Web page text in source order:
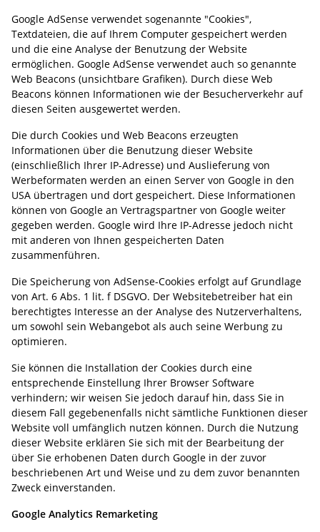
Google AdSense verwendet sogenannte "Cookies",
Textdateien, die auf Ihrem Computer gespeichert werden
und die eine Analyse der Benutzung der Website
ermöglichen. Google AdSense verwendet auch so genannte
Web Beacons (unsichtbare Grafiken). Durch diese Web
Beacons können Informationen wie der Besucherverkehr auf
diesen Seiten ausgewertet werden.
Die durch Cookies und Web Beacons erzeugten
Informationen über die Benutzung dieser Website
(einschließlich Ihrer IP-Adresse) und Auslieferung von
Werbeformaten werden an einen Server von Google in den
USA übertragen und dort gespeichert. Diese Informationen
können von Google an Vertragspartner von Google weiter
gegeben werden. Google wird Ihre IP-Adresse jedoch nicht
mit anderen von Ihnen gespeicherten Daten
zusammenführen.
Die Speicherung von AdSense-Cookies erfolgt auf Grundlage
von Art. 6 Abs. 1 lit. f DSGVO. Der Websitebetreiber hat ein
berechtigtes Interesse an der Analyse des Nutzerverhaltens,
um sowohl sein Webangebot als auch seine Werbung zu
optimieren.
Sie können die Installation der Cookies durch eine
entsprechende Einstellung Ihrer Browser Software
verhindern; wir weisen Sie jedoch darauf hin, dass Sie in
diesem Fall gegebenenfalls nicht sämtliche Funktionen dieser
Website voll umfänglich nutzen können. Durch die Nutzung
dieser Website erklären Sie sich mit der Bearbeitung der
über Sie erhobenen Daten durch Google in der zuvor
beschriebenen Art und Weise und zu dem zuvor benannten
Zweck einverstanden.
Google Analytics Remarketing